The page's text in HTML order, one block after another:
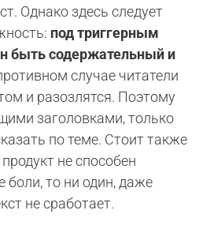
Однако здесь следует
под триггерным
быть содержательный и
случае читатели
и разозлятся. Поэтому
заголовками, только
по теме. Стоит также
не способен
боли, то ни один, даже
не сработает.